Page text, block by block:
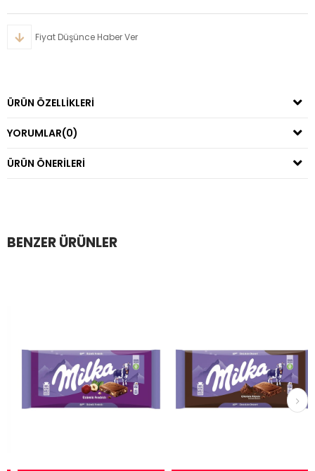
Fiyat Düşünce Haber Ver
ÜRÜN ÖZELLIKLERI
YORUMLAR(0)
ÜRÜN ÖNERILERI
BENZER ÜRÜNLER